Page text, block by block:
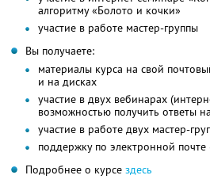
алгоритму «Болото и кочки»
участие в работе мастер-группы
Вы получаете:
материалы курса на свой
и на дисках
участие в двух вебинарах
возможностью получить ответы
участие в работе двух мастер-
поддержку по электронной почте
Подробнее о курсе здесь